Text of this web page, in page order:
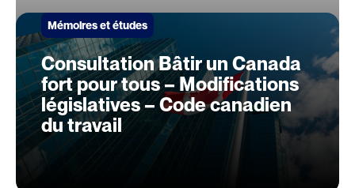
Mémoires et études
Consultation Bâtir un Canada
fort pour tous – Modifications
législatives – Code canadien
du travail